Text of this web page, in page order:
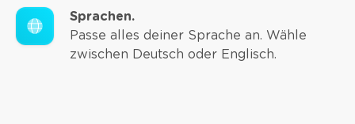
Sprachen.
Passe alles deiner Sprache an. Wähle
zwischen Deutsch oder Englisch.